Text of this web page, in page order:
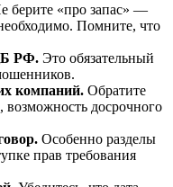
берите «про запас» —
Помните, что
РФ. Это обязательный
компаний. Обратите
досрочного
Особенно разделы
прав требования